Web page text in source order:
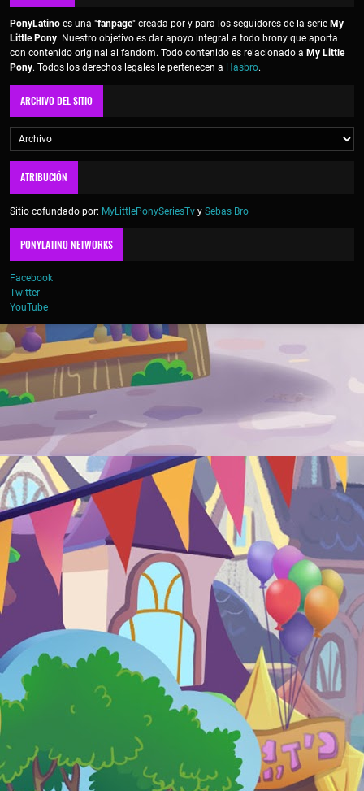
PonyLatino es una "fanpage" creada por y para los seguidores de la serie My
Little Pony. Nuestro objetivo es dar apoyo integral a todo brony que aporta
con contenido original al fandom. Todo contenido es relacionado a My Little
Pony. Todos los derechos legales le pertenecen a Hasbro.
ARCHIVO DEL SITIO
ATRIBUCIÓN
Sitio cofundado por: MyLittlePonySeriesTv y Sebas Bro
PONYLATINO NETWORKS
Facebook
Twitter
YouTube